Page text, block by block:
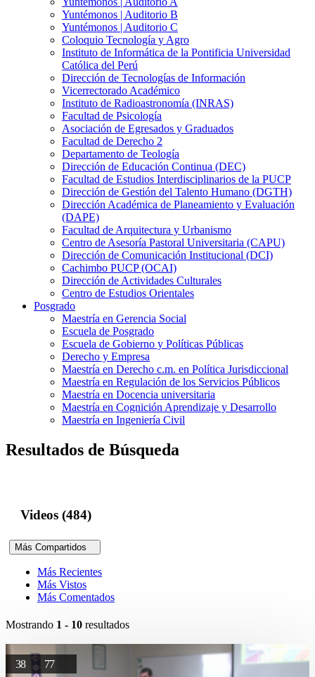
Yuntémonos | Auditorio B
Yuntémonos | Auditorio C
Coloquio Tecnología y Agro
Instituto de Informática de la Pontificia Universidad
Católica del Perú
Dirección de Tecnologías de Información
Vicerrectorado Académico
Instituto de Radioastronomía (INRAS)
Facultad de Psicología
Asociación de Egresados y Graduados
Facultad de Derecho 2
Departamento de Teología
Dirección de Educación Continua (DEC)
Facultad de Estudios Interdisciplinarios de la PUCP
Dirección de Gestión del Talento Humano (DGTH)
Dirección Académica de Planeamiento y Evaluación
(DAPE)
Facultad de Arquitectura y Urbanismo
Centro de Asesoría Pastoral Universitaria (CAPU)
Dirección de Comunicación Institucional (DCI)
Cachimbo PUCP (OCAI)
Dirección de Actividades Culturales
Centro de Estudios Orientales
Posgrado
Maestría en Gerencia Social
Escuela de Posgrado
Escuela de Gobierno y Políticas Públicas
Derecho y Empresa
Maestría en Derecho c.m. en Política Jurisdiccional
Maestría en Regulación de los Servicios Públicos
Maestría en Docencia universitaria
Maestría en Cognición Aprendizaje y Desarrollo
Maestría en Ingeniería Civil
Resultados de Búsqueda
Videos (484)
Más Compartidos
Más Recientes
Más Vistos
Más Comentados
Mostrando 1 - 10 resultados
38 77